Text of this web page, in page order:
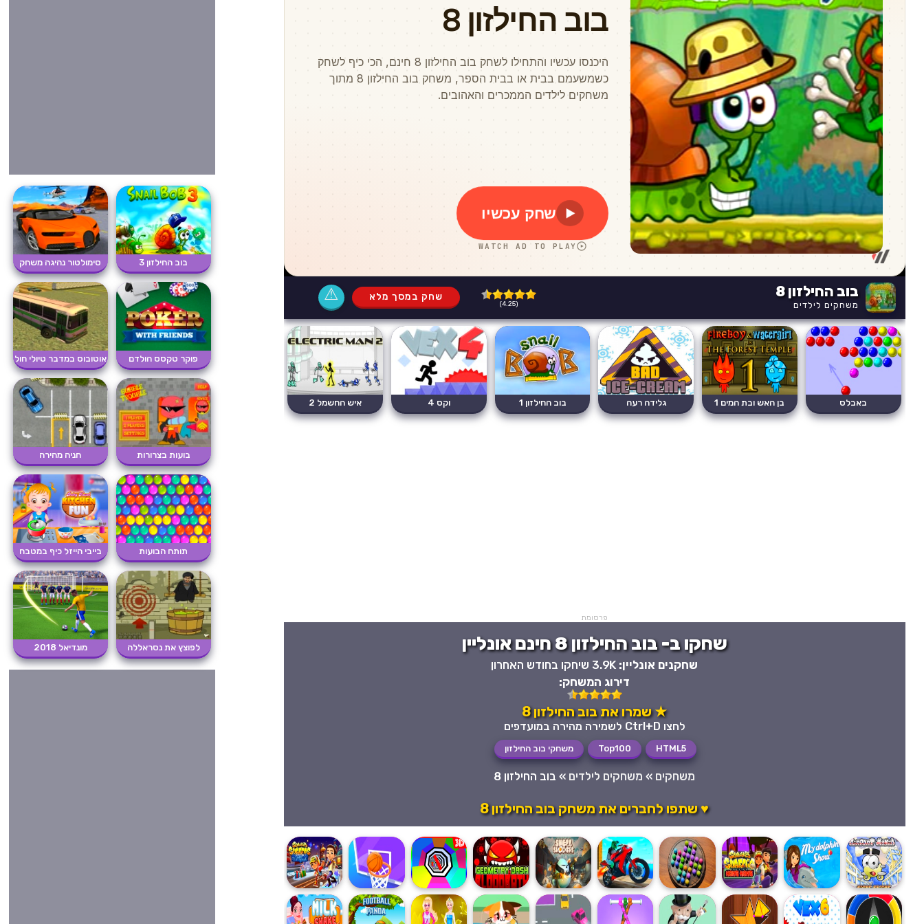
בוב החילזון 8
משחקים לילדים (4.25)
שחק במסך מלא ⚠
באבלס בן האש ובת המים 1 גלידה רעה בוב החילזון 1 וקס 4 איש החשמל 2
פרסומת
שחקו ב- בוב החילזון 8 חינם אונליין
שחקנים אונליין: 3.9K שיחקו בחודש האחרון
דירוג המשחק:
★ שמרו את בוב החילזון 8
לחצו Ctrl+D לשמירה מהירה במועדפים
HTML5
Top100 משחקי בוב החילזון
משחקים » משחקים לילדים » בוב החילזון 8
♥ שתפו לחברים את משחק בוב החילזון 8
בוב החילזון 3 סימולטור נהיגה משחק
פוקר טקסס הולדם אוטובוס במדבר טיולי חול
בועות בצרורות חניה מהירה
תותח הבועות בייבי הייזל כיף במטבח
לפוצץ את נסראללה מונדיאל 2018